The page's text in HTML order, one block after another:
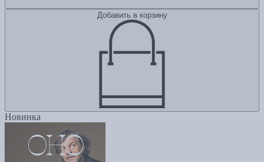
Добавить в корзину
Новинка